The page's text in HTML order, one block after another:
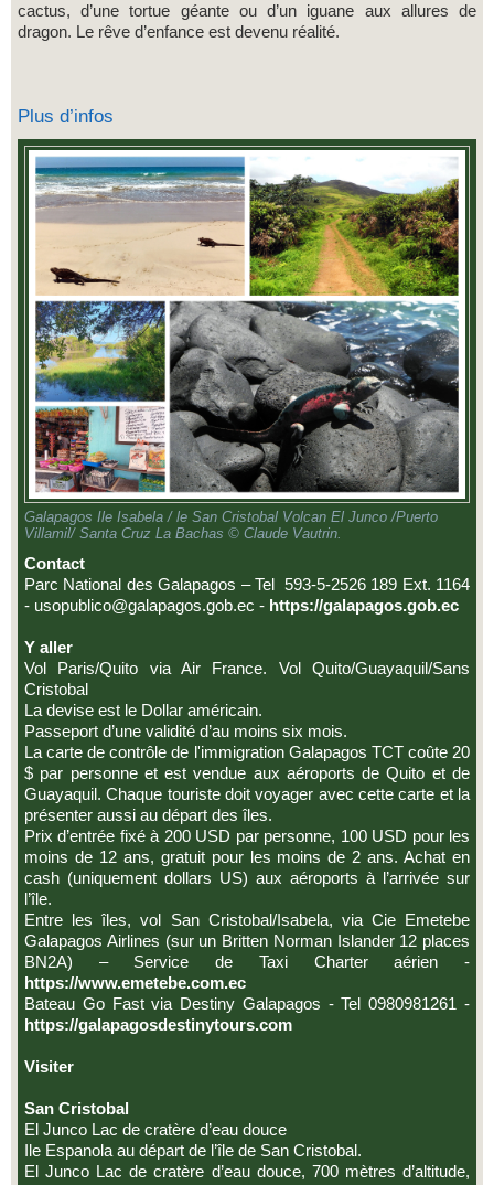
cactus, d’une tortue géante ou d’un iguane aux allures de
dragon. Le rêve d’enfance est devenu réalité.
Plus d’infos
Galapagos Ile Isabela / le San Cristobal Volcan El Junco /Puerto
Villamil/ Santa Cruz La Bachas © Claude Vautrin.
Contact
Parc National des Galapagos – Tel 593-5-2526 189 Ext. 1164
- usopublico@galapagos.gob.ec - https://galapagos.gob.ec
Y aller
Vol Paris/Quito via Air France. Vol Quito/Guayaquil/Sans
Cristobal
La devise est le Dollar américain.
Passeport d’une validité d’au moins six mois.
La carte de contrôle de l'immigration Galapagos TCT coûte 20
$ par personne et est vendue aux aéroports de Quito et de
Guayaquil. Chaque touriste doit voyager avec cette carte et la
présenter aussi au départ des îles.
Prix d’entrée fixé à 200 USD par personne, 100 USD pour les
moins de 12 ans, gratuit pour les moins de 2 ans. Achat en
cash (uniquement dollars US) aux aéroports à l’arrivée sur
l’île.
Entre les îles, vol San Cristobal/Isabela, via Cie Emetebe
Galapagos Airlines (sur un Britten Norman Islander 12 places
BN2A) – Service de Taxi Charter aérien -
https://www.emetebe.com.ec
Bateau Go Fast via Destiny Galapagos - Tel 0980981261 -
https://galapagosdestinytours.com
Visiter
San Cristobal
El Junco Lac de cratère d’eau douce
Ile Espanola au départ de l’île de San Cristobal.
El Junco Lac de cratère d’eau douce, 700 mètres d’altitude,